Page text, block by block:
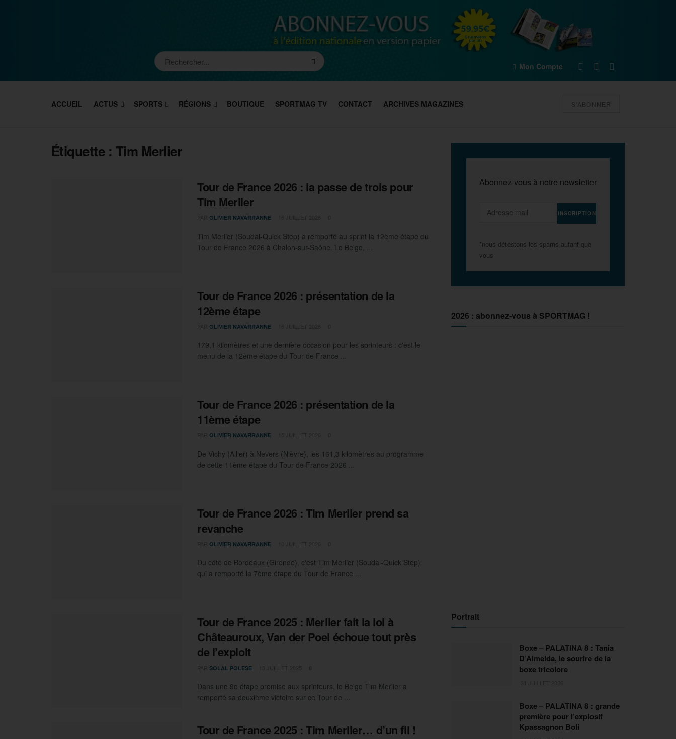
Mon Compte
ACCUEIL ACTUS SPORTS RÉGIONS BOUTIQUE SPORTMAG TV CONTACT ARCHIVES MAGAZINES S'ABONNER
Étiquette : Tim Merlier
Tour de France 2026 : la passe de trois pour
Tim Merlier
OLIVIER NAVARRANNE
Tim Merlier (Soudal-Quick Step) a remporté au sprint la 12ème étape du
Tour de France 2026 à Chalon-sur-Saône. Le Belge, ...
Tour de France 2026 : présentation de la
12ème étape
OLIVIER NAVARRANNE
179,1 kilomètres et une dernière occasion pour les sprinteurs : c'est le
menu de la 12ème étape du Tour de France ...
Tour de France 2026 : présentation de la
11ème étape
OLIVIER NAVARRANNE
De Vichy (Allier) à Nevers (Nièvre), les 161,3 kilomètres au programme
de cette 11ème étape du Tour de France 2026 ...
Tour de France 2026 : Tim Merlier prend sa
revanche
OLIVIER NAVARRANNE
Du côté de Bordeaux (Gironde), c'est Tim Merlier (Soudal-Quick Step)
qui a remporté la 7ème étape du Tour de France ...
Tour de France 2025 : Merlier fait la loi à
Châteauroux, Van der Poel échoue tout près
de l’exploit
SOLAL POLESE
Dans une 9e étape promise aux sprinteurs, le Belge Tim Merlier a
remporté sa deuxième victoire sur ce Tour de ...
Tour de France 2025 : Tim Merlier… d’un fil !
Abonnez-vous à notre newsletter
*nous détestons les spams autant que
vous
2026 : abonnez-vous à SPORTMAG !
Portrait
Boxe – PALATINA 8 : Tania
D’Almeida, le sourire de la
boxe tricolore
Boxe – PALATINA 8 : grande
première pour l’explosif
Kpassagnon Boli